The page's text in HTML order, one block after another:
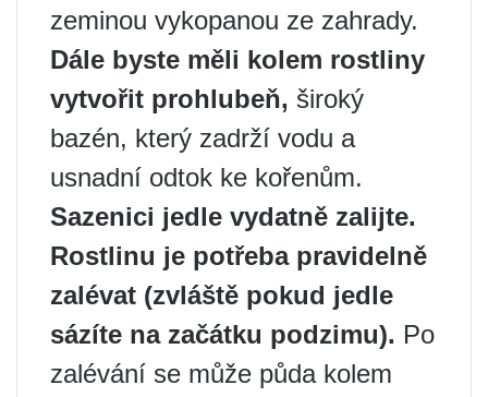
zeminou vykopanou ze zahrady.
Dále byste měli kolem rostliny
vytvořit prohlubeň, široký
bazén, který zadrží vodu a
usnadní odtok ke kořenům.
Sazenici jedle vydatně zalijte.
Rostlinu je potřeba pravidelně
zalévat (zvláště pokud jedle
sázíte na začátku podzimu). Po
zalévání se může půda kolem